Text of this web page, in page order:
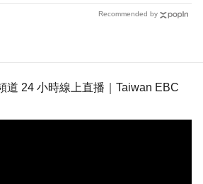
Recommended by
道 24 小時線上直播｜Taiwan EBC